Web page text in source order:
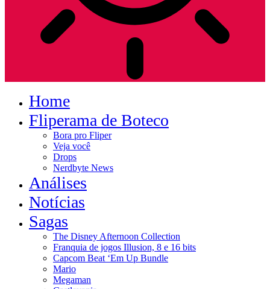
Home
Fliperama de Boteco
Bora pro Fliper
Veja você
Drops
Nerdbyte News
Análises
Notícias
Sagas
The Disney Afternoon Collection
Franquia de jogos Illusion, 8 e 16 bits
Capcom Beat ‘Em Up Bundle
Mario
Megaman